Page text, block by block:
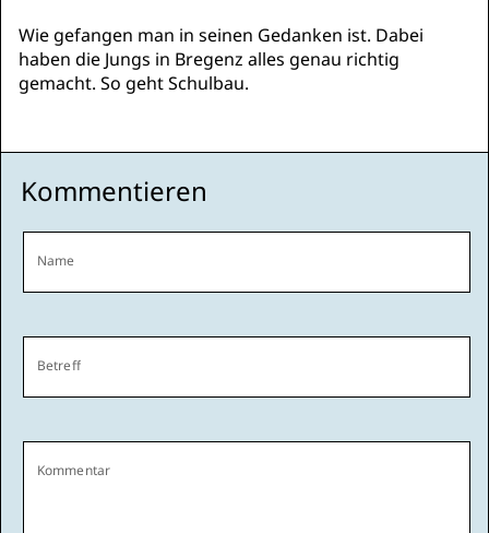
Wie gefangen man in seinen Gedanken ist. Dabei
haben die Jungs in Bregenz alles genau richtig
gemacht. So geht Schulbau.
Kommentieren
Name
Betreff
Kommentar